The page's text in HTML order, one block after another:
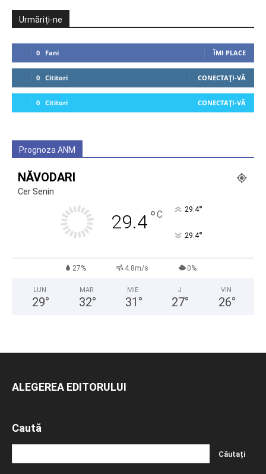
Urmăriți-ne
0 Fani ÎMI PLACE
0 Cititori CONECTAȚI-VĂ
0 Cititori CONECTAȚI-VĂ
Prognoza ANM
NĂVODARI
Cer Senin
29.4°C 29.4°
29.4°
27% 4.8m/s 0%
LUN
29°
MAR
32°
MIE
31 °
J
27°
VIN
26°
ALEGEREA EDITORULUI
Caută